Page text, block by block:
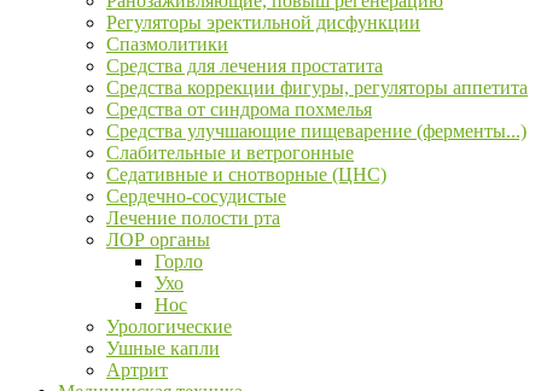
Регуляторы эректильной дисфункции
Спазмолитики
Средства для лечения простатита
Средства коррекции фигуры, регуляторы аппетита
Средства от синдрома похмелья
Средства улучшающие пищеварение (ферменты...)
Слабительные и ветрогонные
Седативные и снотворные (ЦНС)
Сердечно-сосудистые
Лечение полости рта
ЛОР органы
Горло
Ухо
Нос
Урологические
Ушные капли
Артрит